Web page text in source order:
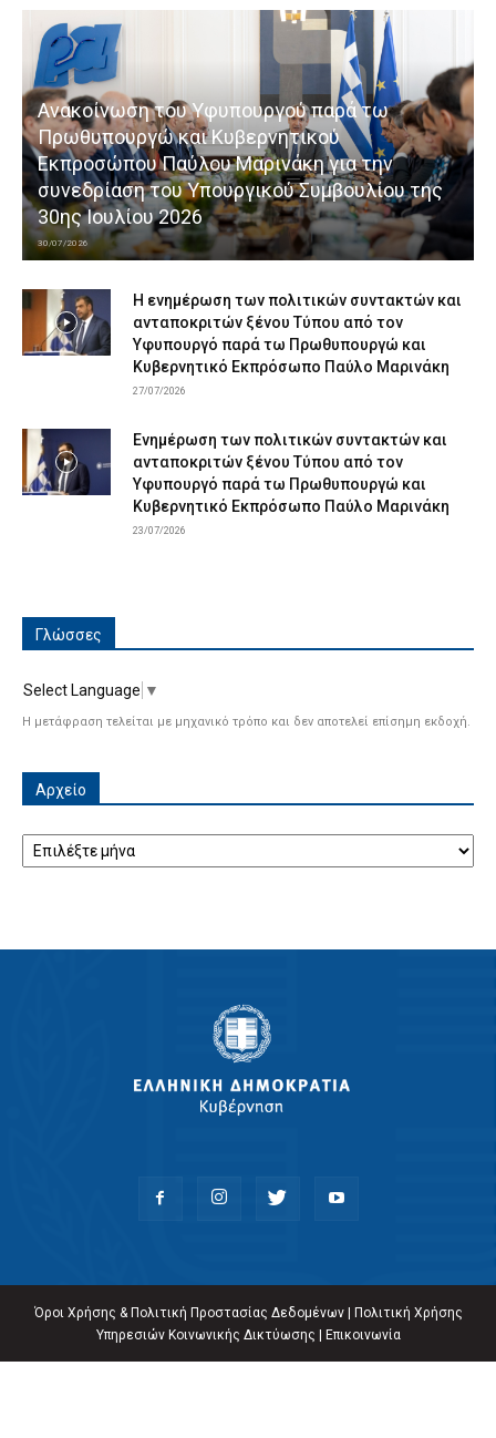
Ανακοίνωση του Υφυπουργού παρά τω
Πρωθυπουργώ και Κυβερνητικού
Εκπροσώπου Παύλου Μαρινάκη για την
συνεδρίαση του Υπουργικού Συμβουλίου της
30ης Ιουλίου 2026
30/07/2026
Η ενημέρωση των πολιτικών συντακτών και
ανταποκριτών ξένου Τύπου από τον
Υφυπουργό παρά τω Πρωθυπουργώ και
Κυβερνητικό Εκπρόσωπο Παύλο Μαρινάκη
27/07/2026
Ενημέρωση των πολιτικών συντακτών και
ανταποκριτών ξένου Τύπου από τον
Υφυπουργό παρά τω Πρωθυπουργώ και
Κυβερνητικό Εκπρόσωπο Παύλο Μαρινάκη
23/07/2026
Γλώσσες
Select Language ▼
Η μετάφραση τελείται με μηχανικό τρόπο και δεν αποτελεί επίσημη εκδοχή.
Αρχείο
Αρχείο
Όροι Χρήσης & Πολιτική Προστασίας Δεδομένων| Πολιτική Χρήσης
Υπηρεσιών Κοινωνικής Δικτύωσης | Επικοινωνία